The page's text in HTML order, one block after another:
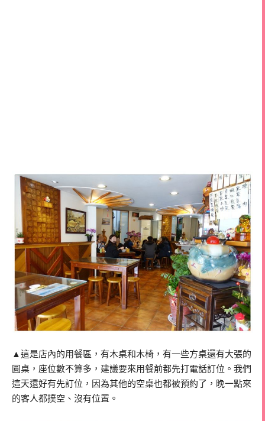
▲這是店內的用餐區，有木桌和木椅，有一些方桌還有大張的
圓桌，座位數不算多，建議要來用餐前都先打電話訂位。我們
這天還好有先訂位，因為其他的空桌也都被預約了，晚一點來
的客人都撲空、沒有位置。